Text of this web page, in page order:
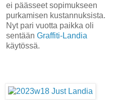
ei päässeet sopimukseen
purkamisen kustannuksista.
Nyt pari vuotta paikka oli
sentään Graffiti-Landia
käytössä.